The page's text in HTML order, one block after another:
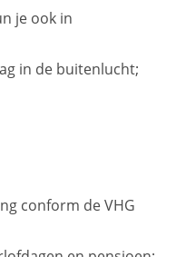
je ook in
in de buitenlucht;
conform de VHG